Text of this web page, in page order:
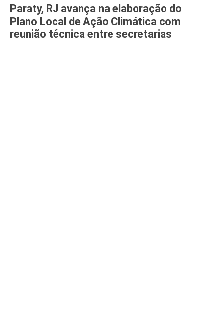
Paraty, RJ avança na elaboração do
Plano Local de Ação Climática com
reunião técnica entre secretarias